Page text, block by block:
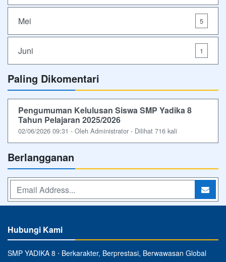
Mei 5
Juni 1
Paling Dikomentari
Pengumuman Kelulusan Siswa SMP Yadika 8
Tahun Pelajaran 2025/2026
02/06/2026 09:31 - Oleh Administrator - Dilihat 716 kali
Berlangganan
Hubungi Kami
SMP YADIKA 8 ⋅ Berkarakter, Berprestasi, Berwawasan Global